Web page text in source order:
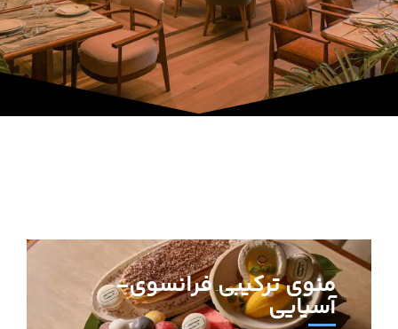
منوی ترکیبی فرانسوی-
آسیایی